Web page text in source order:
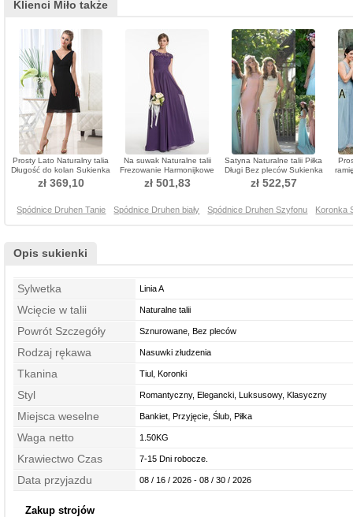
Klienci Miło także
Prosty Lato Naturalny talia
Długość do kolan Sukienka
dla Druhen
zł 369,10
Na suwak Naturalne talii
Frezowanie Harmonijkowe
gorset Sukienka dla Druhen
zł 501,83
Satyna Naturalne talii Piłka
Długi Bez pleców Sukienka
dla Druhen
zł 522,57
Spódnice Druhen Tanie Spódnice Druhen biały Spódnice Druhen Szyfonu Koronka
Opis sukienki
Sylwetka Linia A
Wcięcie w talii Naturalne talii
Powrót Szczegóły Sznurowane, Bez pleców
Rodzaj rękawa Nasuwki złudzenia
Tkanina Tiul, Koronki
Styl Romantyczny, Elegancki, Luksusowy, Klasyczny
Miejsca weselne Bankiet, Przyjęcie, Ślub, Piłka
Waga netto 1.50KG
Krawiectwo Czas 7-15 Dni robocze.
Data przyjazdu 08 / 16 / 2026 - 08 / 30 / 2026
Zakup strojów